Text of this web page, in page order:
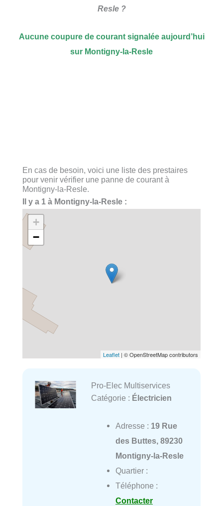
Resle ?
Aucune coupure de courant signalée aujourd’hui
sur Montigny-la-Resle
En cas de besoin, voici une liste des prestaires
pour venir vérifier une panne de courant à
Montigny-la-Resle.
Il y a 1 à Montigny-la-Resle :
+
−
Leaflet | © OpenStreetMap contributors
Pro-Elec Multiservices
Catégorie : Électricien
Adresse : 19 Rue
des Buttes, 89230
Montigny-la-Resle
Quartier :
Téléphone :
Contacter